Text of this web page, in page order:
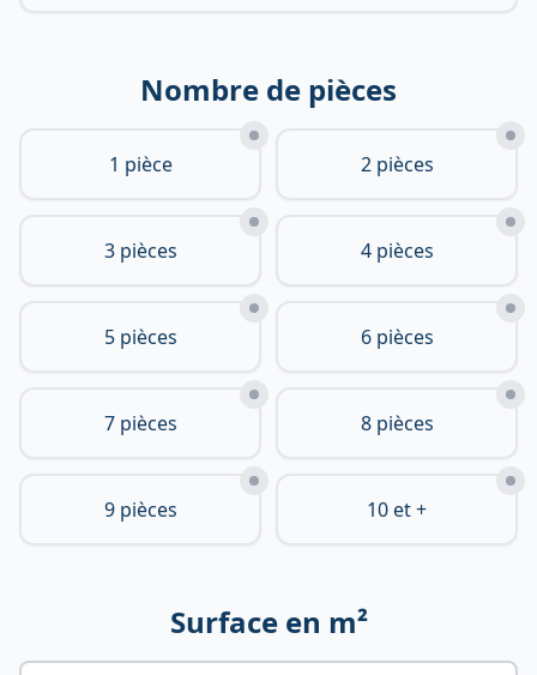
Nombre de pièces
1 pièce 2 pièces
3 pièces 4 pièces
5 pièces 6 pièces
7 pièces 8 pièces
9 pièces 10 et +
Surface en m²